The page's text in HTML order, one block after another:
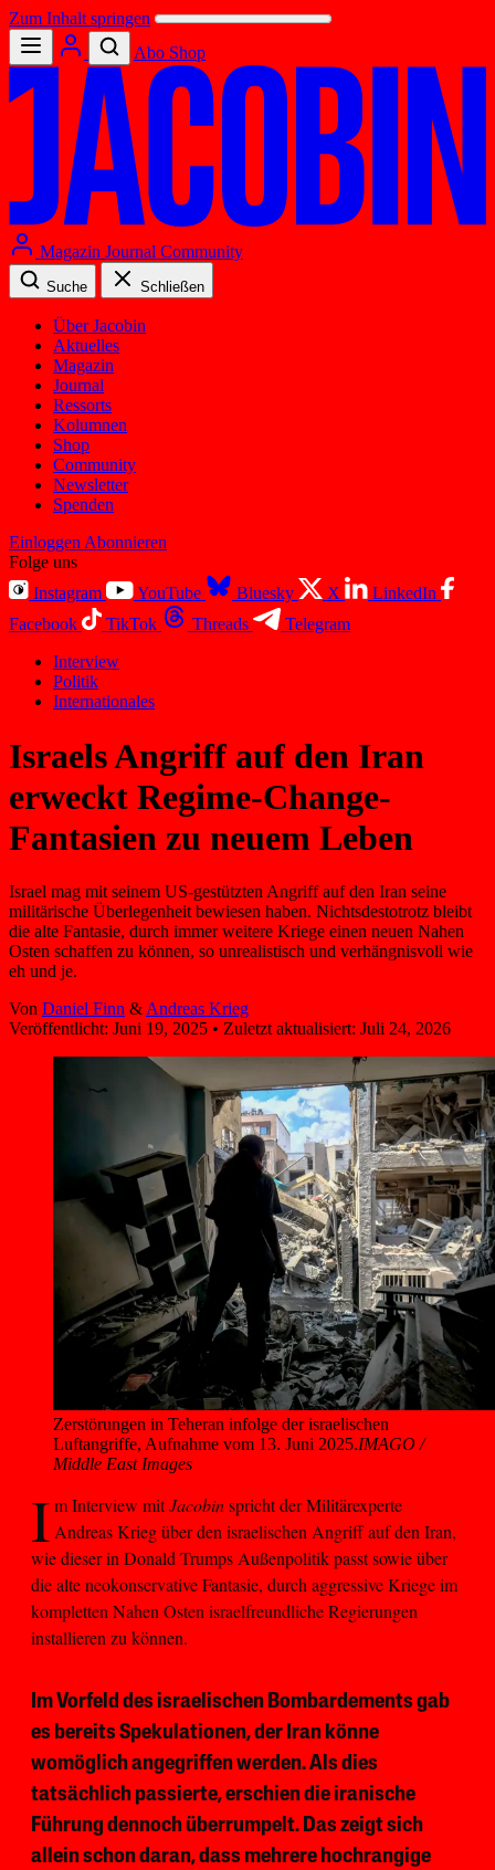
Zum Inhalt springen
Abo Shop
Magazin Journal Community
Suche Schließen
Über Jacobin
Aktuelles
Magazin
Journal
Ressorts
Kolumnen
Shop
Community
Newsletter
Spenden
Einloggen Abonnieren
Folge uns
Instagram
YouTube Bluesky X
LinkedIn
Facebook
TikTok Threads
Telegram
Interview
Politik
Internationales
Israels Angriff auf den Iran
erweckt Regime-Change-
Fantasien zu neuem Leben
Israel mag mit seinem US-gestützten Angriff auf den Iran seine
militärische Überlegenheit bewiesen haben. Nichtsdestotrotz bleibt
die alte Fantasie, durch immer weitere Kriege einen neuen Nahen
Osten schaffen zu können, so unrealistisch und verhängnisvoll wie
eh und je.
Von Daniel Finn & Andreas Krieg
Veröffentlicht: Juni 19, 2025 • Zuletzt aktualisiert: Juli 24, 2026
Zerstörungen in Teheran infolge der israelischen
Luftangriffe, Aufnahme vom 13. Juni 2025.IMAGO /
Middle East Images
Im Interview mitJacobinspricht der Militärexperte
Andreas Krieg über den israelischen Angriff auf den Iran,
wie dieser in Donald Trumps Außenpolitik passt sowie über
die alte neokonservative Fantasie, durch aggressive Kriege im
kompletten Nahen Osten israelfreundliche Regierungen
installieren zu können.
Im Vorfeld des israelischen Bombardements gab
es bereits Spekulationen, der Iran könne
womöglich angegriffen werden. Als dies
tatsächlich passierte, erschien die iranische
Führung dennoch überrumpelt. Das zeigt sich
allein schon daran, dass mehrere hochrangige